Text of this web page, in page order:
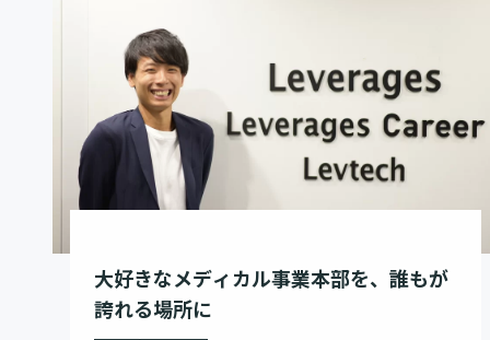
大好きなメディカル事業本部を、誰もが
誇れる場所に